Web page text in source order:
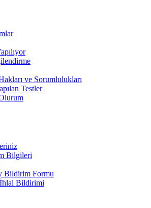
ve Sorumlulukları
Testler
Bilgileri
Bildirim Formu
Bildirimi